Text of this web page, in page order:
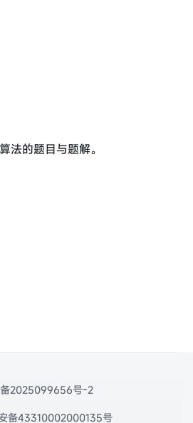
法的题目与题解。
备2025099656号-2
备43310002000135号